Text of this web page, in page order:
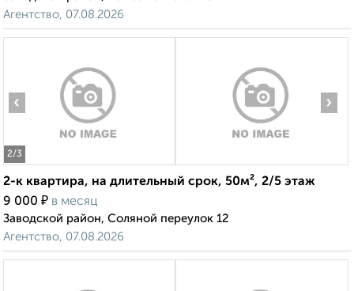
Агентство, 07.08.2026
2/3
‹ ›
2-к квартира, на длительный срок, 50м², 2/5 этаж
9 000 ₽ в месяц
Заводской район, Соляной переулок 12
Агентство, 07.08.2026